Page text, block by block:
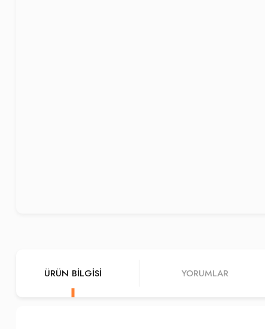
ÜRÜN BILGISI YORUMLAR